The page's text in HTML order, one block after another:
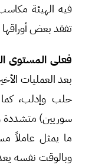
فيه الهيئة
تفقد بعض أوراقها
فعلى المستوى
بعد العمليات
حلب وإدلب،
سوريين) متشددة
ما يمثل عاملاً
وبالوقت نفسه